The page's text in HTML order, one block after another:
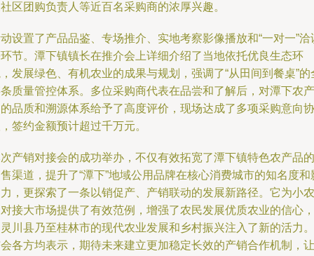
区团购负责人等近百名采购商的浓厚兴趣。
设置了产品品鉴、专场推介、实地考察影像播放和“一对一”洽
节。潭下镇镇长在推介会上详细介绍了当地依托优良生态环
发展绿色、有机农业的成果与规划，强调了“从田间到餐桌”的
质量管控体系。多位采购商代表在品尝和了解后，对潭下农产
品质和溯源体系给予了高度评价，现场达成了多项采购意向协
签约金额预计超过千万元。
产销对接会的成功举办，不仅有效拓宽了潭下镇特色农产品的
渠道，提升了“潭下”地域公用品牌在核心消费城市的知名度和
，更探索了一条以销促产、产销联动的发展新路径。它为小农
接大市场提供了有效范例，增强了农民发展优质农业的信心，
川县乃至桂林市的现代农业发展和乡村振兴注入了新的活力。
各方均表示，期待未来建立更加稳定长效的产销合作机制，让